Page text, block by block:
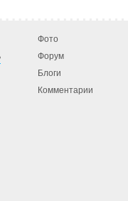
Фото
Форум
Блоги
Комментарии